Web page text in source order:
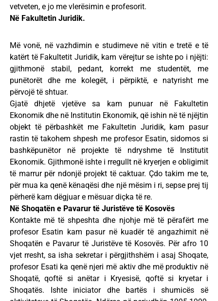
vetveten, e jo me vlerësimin e profesorit.
Në Fakultetin Juridik.
Më vonë, në vazhdimin e studimeve në vitin e tretë e të
katërt të Fakultetit Juridik, kam vërejtur se ishte po i njëjti:
gjithmonë stabil, pedant, korrekt me studentët, me
punëtorët dhe me kolegët, i përpiktë, e natyrisht me
përvojë të shtuar.
Gjatë dhjetë vjetëve sa kam punuar në Fakultetin
Ekonomik dhe në Institutin Ekonomik, që ishin në të njëjtin
objekt të përbashkët me Fakultetin Juridik, kam pasur
rastin të takohem shpesh me profesor Esatin, sidomos si
bashkëpunëtor në projekte të ndryshme të Institutit
Ekonomik. Gjithmonë ishte i rregullt në kryerjen e obligimit
të marrur për ndonjë projekt të caktuar. Çdo takim me te,
për mua ka qenë kënaqësi dhe një mësim i ri, sepse prej tij
përherë kam dëgjuar e mësuar diçka të re.
Në Shoqatën e Pavarur të Juristëve të Kosovës
Kontakte më të shpeshta dhe njohje më të përafërt me
profesor Esatin kam pasur në kuadër të angazhimit në
Shoqatën e Pavarur të Juristëve të Kosovës. Për afro 10
vjet rresht, sa isha sekretar i përgjithshëm i asaj Shoqate,
profesor Esati ka qenë njeri më aktiv dhe më produktiv në
Shoqatë, qoftë si anëtar i Kryesisë, qoftë si kryetar i
Shoqatës. Ishte iniciator dhe bartës i shumicës së